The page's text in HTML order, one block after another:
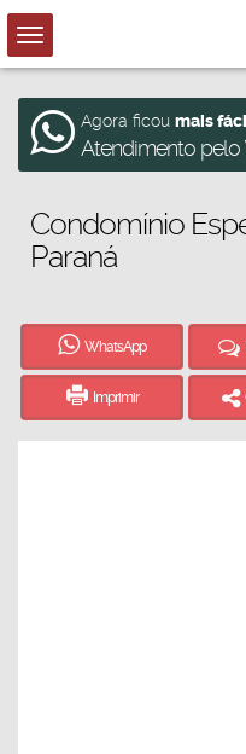
Agora ficou mais
Atendimento pelo
Condomínio
Paraná
WhatsApp
Imprimir